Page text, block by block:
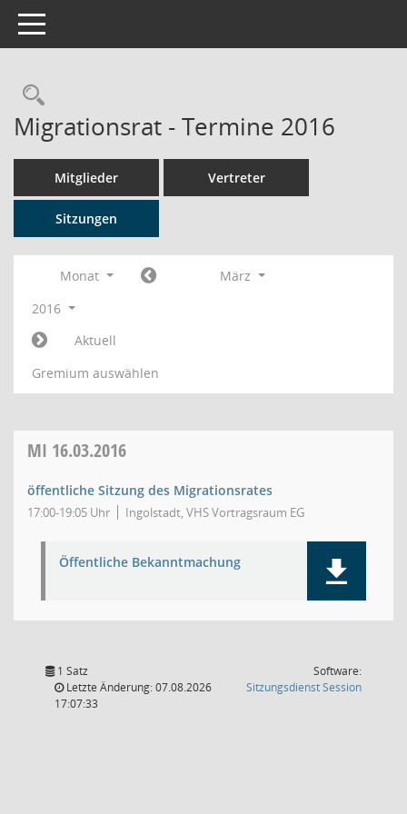
Toggle navigation
Rechercheauswahl
Migrationsrat - Termine 2016
Mitglieder Vertreter
Sitzungen
Monat
März
2016
Aktuell
Gremium auswählen
MI 16.03.2016
öffentliche Sitzung des Migrationsrates
17:00-19:05 Uhr Ingolstadt, VHS Vortragsraum EG
Öffentliche Bekanntmachung
1 Satz
Letzte Änderung: 07.08.2026
17:07:33
Software:
SitzungsdienstSession(Wird in